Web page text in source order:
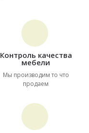
Контроль качества
мебели
Мы производим то что
продаем